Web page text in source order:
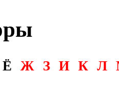
Ё Ж З И К Л